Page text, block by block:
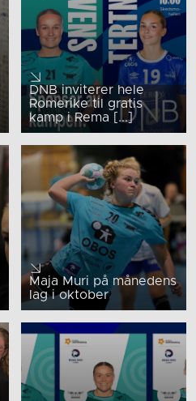
DNB inviterer hele
Romerike til gratis
kamp i Rema [...]
Maja Muri på månedens
lag i oktober